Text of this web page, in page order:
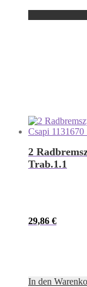
2
Trab.1.1
29,86 €
In den